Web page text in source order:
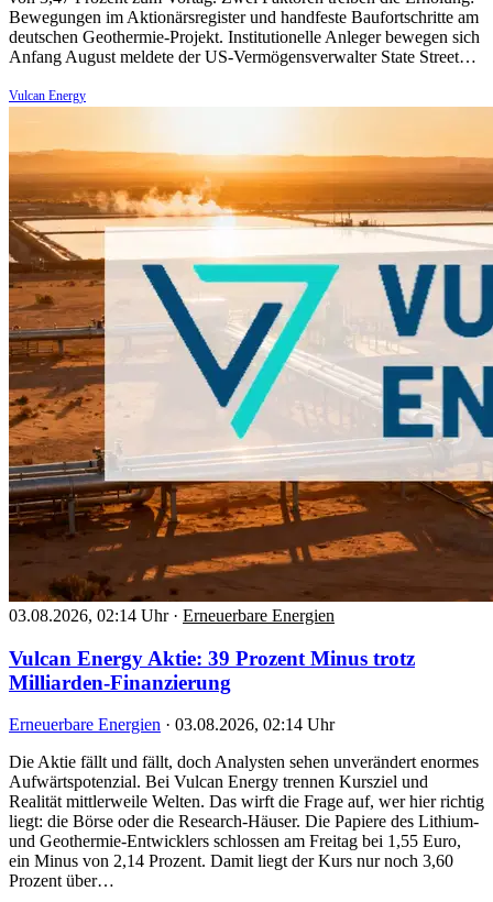
Bewegungen im Aktionärsregister und handfeste Baufortschritte am
deutschen Geothermie-Projekt. Institutionelle Anleger bewegen sich
Anfang August meldete der US-Vermögensverwalter State Street…
Vulcan Energy
03.08.2026, 02:14 Uhr · Erneuerbare Energien
Vulcan Energy Aktie: 39 Prozent Minus trotz
Milliarden-Finanzierung
Erneuerbare Energien · 03.08.2026, 02:14 Uhr
Die Aktie fällt und fällt, doch Analysten sehen unverändert enormes
Aufwärtspotenzial. Bei Vulcan Energy trennen Kursziel und
Realität mittlerweile Welten. Das wirft die Frage auf, wer hier richtig
liegt: die Börse oder die Research-Häuser. Die Papiere des Lithium-
und Geothermie-Entwicklers schlossen am Freitag bei 1,55 Euro,
ein Minus von 2,14 Prozent. Damit liegt der Kurs nur noch 3,60
Prozent über…